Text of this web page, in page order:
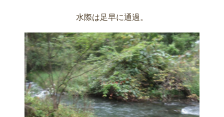
水際は足早に通過。